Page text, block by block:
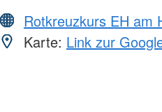
Rotkreuzkurs EH am
Karte: Link zur